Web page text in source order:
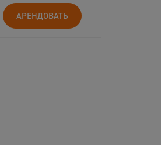
АРЕНДОВАТЬ